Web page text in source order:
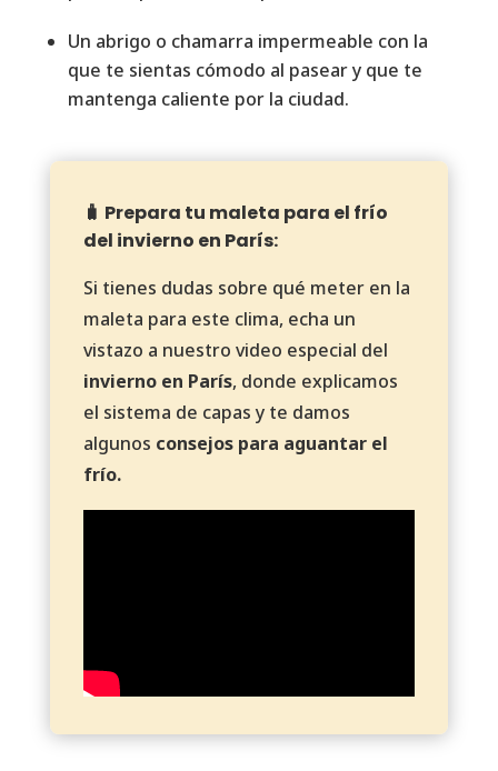
Un abrigo o chamarra impermeable con la
que te sientas cómodo al pasear y que te
mantenga caliente por la ciudad.
🧳 Prepara tu maleta para el frío
del invierno en París:
Si tienes dudas sobre qué meter en la
maleta para este clima, echa un
vistazo a nuestro video especial del
invierno en París, donde explicamos
el sistema de capas y te damos
algunos consejos para aguantar el
frío.